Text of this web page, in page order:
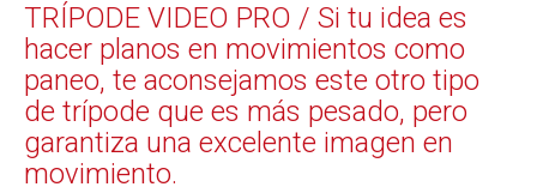
TRÍPODE VIDEO PRO / Si tu idea es
hacer planos en movimientos como
paneo, te aconsejamos este otro tipo
de trípode que es más pesado, pero
garantiza una excelente imagen en
movimiento.